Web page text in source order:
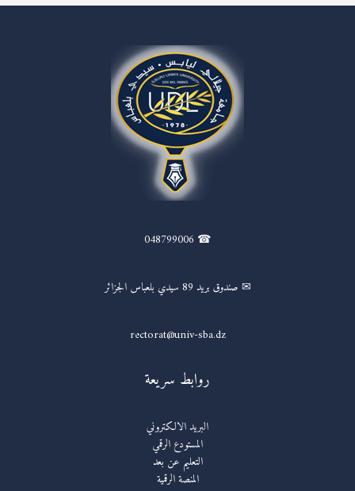
☎ 048799006
✉ صندوق بريد 89 سيدي بلعباس الجزائر
rectorat@univ-sba.dz
روابط سريعة
البريد الالكتروني
المستودع الرقمي
التعليم عن بعد
المنصة الرقمية